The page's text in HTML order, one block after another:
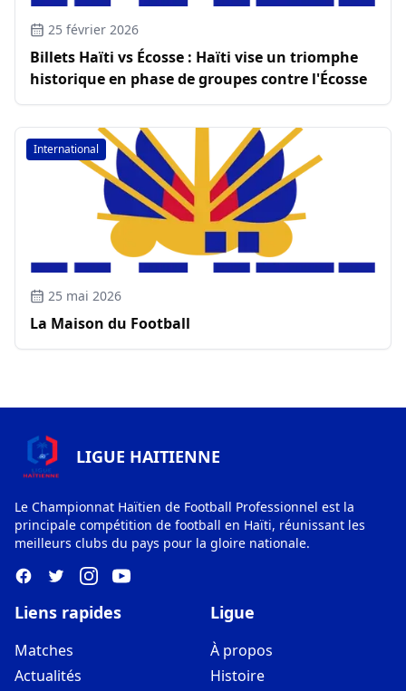
25 février 2026
Billets Haïti vs Écosse : Haïti vise un triomphe
historique en phase de groupes contre l'Écosse
International
25 mai 2026
La Maison du Football
LIGUE HAITIENNE
Le Championnat Haïtien de Football Professionnel est la
principale compétition de football en Haïti, réunissant les
meilleurs clubs du pays pour la gloire nationale.
Liens rapides
Matches
Actualités
Ligue
À propos
Histoire